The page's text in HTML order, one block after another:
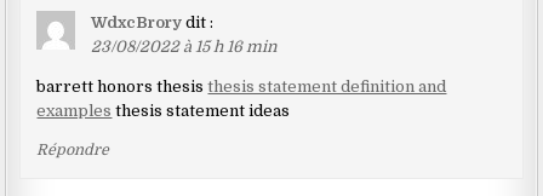
WdxcBrory dit :
23/08/2022 à 15 h 16 min
barrett honors thesisthesis statement definition and
examples thesis statement ideas
Répondre